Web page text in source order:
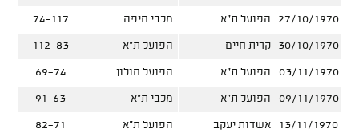
27/10/1970 הפועל ת"א מכבי חיפה 74-117
30/10/1970 קרית חיים הפועל ת"א 112-83
03/11/1970 הפועל ת"א הפועל חולון 69-74
09/11/1970 הפועל ת"א מכבי ת"א 91-63
13/11/1970 אשדות יעקב הפועל ת"א 82-71